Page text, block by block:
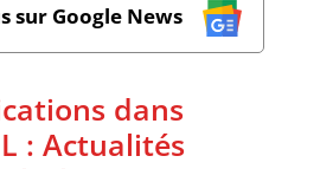
sur Google News
dans
: Actualités